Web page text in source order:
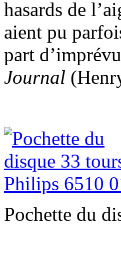
hasards de
aient pu
part
Journal
Pochette du